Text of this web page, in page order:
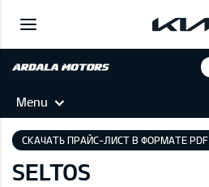
Menu
СКАЧАТЬ ПРАЙС-ЛИСТ В ФОРМАТЕ PDF
SELTOS